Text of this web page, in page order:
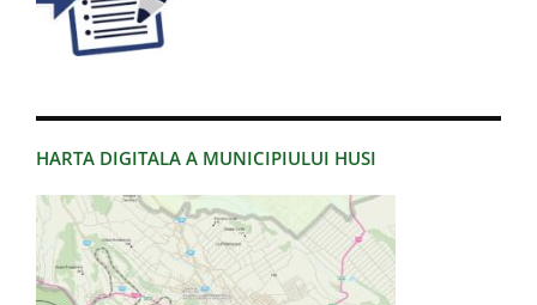
HARTA DIGITALA A MUNICIPIULUI HUSI